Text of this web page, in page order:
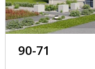
90-71